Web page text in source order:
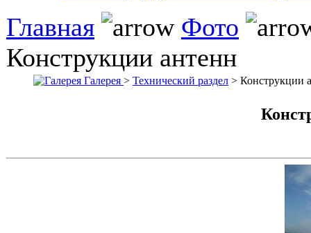
Главная
Фото
Конструкции антенн
Галерея > Технический раздел > Конструкции